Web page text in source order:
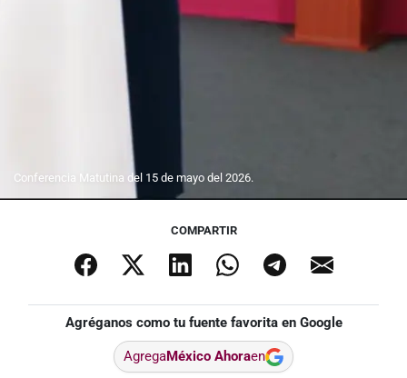
Conferencia Matutina del 15 de mayo del 2026.
COMPARTIR
Agréganos como tu fuente favorita en Google
AgregaMéxico Ahoraen